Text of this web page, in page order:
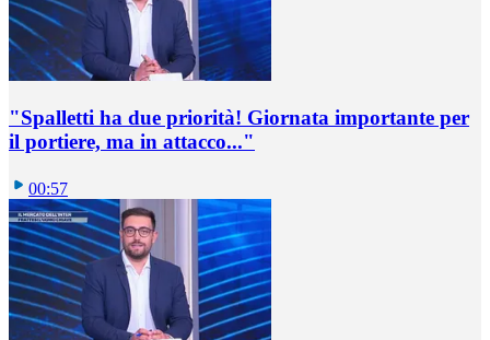
"Spalletti ha due priorità! Giornata importante per
il portiere, ma in attacco..."
00:57